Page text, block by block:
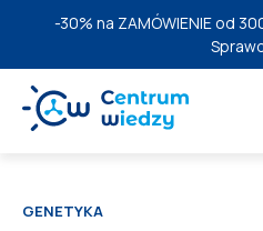
-30% na ZAMÓWIENIE od
GENETYKA